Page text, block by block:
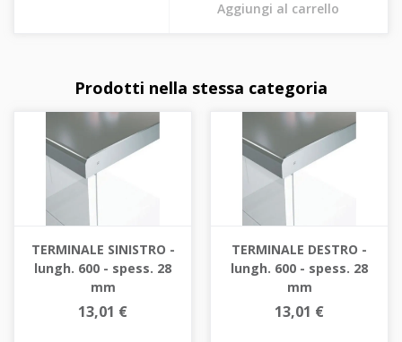
Aggiungi al carrello
Prodotti nella stessa categoria
TERMINALE SINISTRO -
lungh. 600 - spess. 28
mm
13,01 €
TERMINALE DESTRO -
lungh. 600 - spess. 28
mm
13,01 €